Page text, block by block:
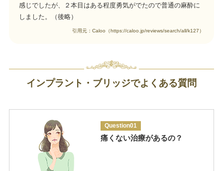
感じでしたが、２本目はある程度勇気がでたので普通の麻酔に
しました。（後略）
引用元：Caloo（https://caloo.jp/reviews/search/all/k127）
インプラント・ブリッジでよくある質問
Question01
痛くない治療があるの？